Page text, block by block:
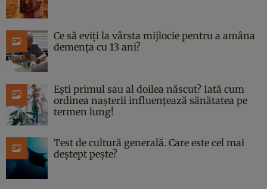
Ce să eviți la vârsta mijlocie pentru a amâna
demența cu 13 ani?
Ești primul sau al doilea născut? Iată cum
ordinea nașterii influențează sănătatea pe
termen lung!
Test de cultură generală. Care este cel mai
deștept pește?